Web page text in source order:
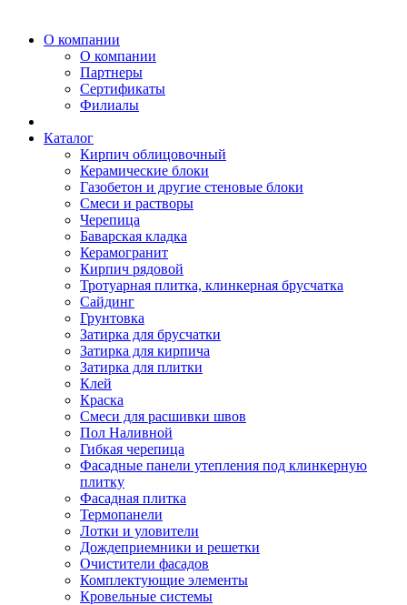
О компании
О компании
Партнеры
Сертификаты
Филиалы
Каталог
Кирпич облицовочный
Керамические блоки
Газобетон и другие стеновые блоки
Смеси и растворы
Черепица
Баварская кладка
Керамогранит
Кирпич рядовой
Тротуарная плитка, клинкерная брусчатка
Сайдинг
Грунтовка
Затирка для брусчатки
Затирка для кирпича
Затирка для плитки
Клей
Краска
Смеси для расшивки швов
Пол Наливной
Гибкая черепица
Фасадные панели утепления под клинкерную
плитку
Фасадная плитка
Термопанели
Лотки и уловители
Дождеприемники и решетки
Очистители фасадов
Комплектующие элементы
Кровельные системы